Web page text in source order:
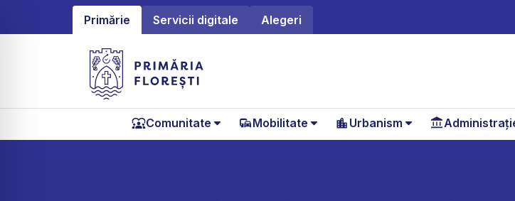
Primărie Servicii digitale Alegeri
Comunitate Mobilitate Urbanism